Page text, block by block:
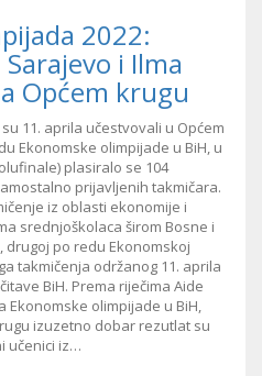
2022:
i Ilma
Općem krugu
11. aprila učestvovali u Općem
Ekonomske olimpijade u BiH, u
plasiralo se 104
prijavljenih takmičara.
iz oblasti ekonomije i
srednjoškolaca širom Bosne i
drugoj po redu Ekonomskoj
takmičenja održanog 11. aprila
BiH. Prema riječima Aide
Ekonomske olimpijade u BiH,
izuzetno dobar rezutlat su
učenici iz…